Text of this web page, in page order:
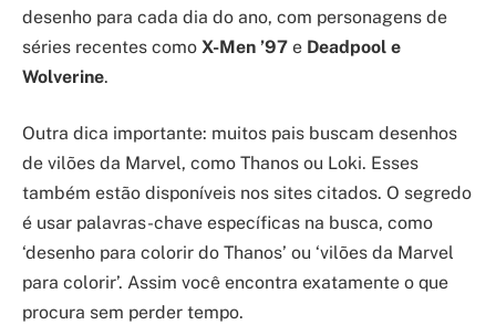
desenho para cada dia do ano, com personagens de
séries recentes como X-Men ’97 e Deadpool e
Wolverine.
Outra dica importante: muitos pais buscam desenhos
de vilões da Marvel, como Thanos ou Loki. Esses
também estão disponíveis nos sites citados. O segredo
é usar palavras-chave específicas na busca, como
‘desenho para colorir do Thanos’ ou ‘vilões da Marvel
para colorir’. Assim você encontra exatamente o que
procura sem perder tempo.